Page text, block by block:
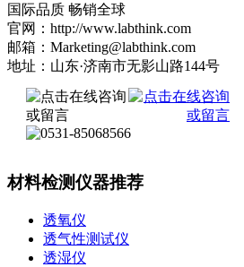
国际品质 畅销全球
官网：http://www.labthink.com
邮箱：Marketing@labthink.com
地址：山东·济南市无影山路144号
材料检测仪器推荐
透氧仪
透气性测试仪
透湿仪